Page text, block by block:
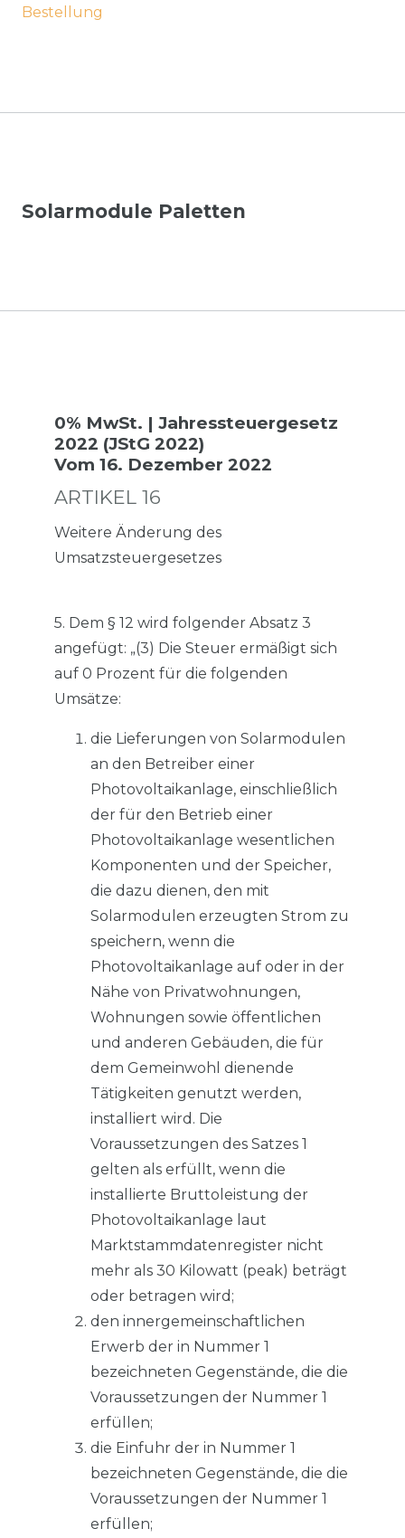
Bestellung
Solarmodule Paletten
0% MwSt. | Jahressteuergesetz
2022 (JStG 2022)
Vom 16. Dezember 2022
ARTIKEL 16
Weitere Änderung des
Umsatzsteuergesetzes
5. Dem § 12 wird folgender Absatz 3
angefügt: „(3) Die Steuer ermäßigt sich
auf 0 Prozent für die folgenden
Umsätze:
die Lieferungen von Solarmodulen
an den Betreiber einer
Photovoltaikanlage, einschließlich
der für den Betrieb einer
Photovoltaikanlage wesentlichen
Komponenten und der Speicher,
die dazu dienen, den mit
Solarmodulen erzeugten Strom zu
speichern, wenn die
Photovoltaikanlage auf oder in der
Nähe von Privatwohnungen,
Wohnungen sowie öffentlichen
und anderen Gebäuden, die für
dem Gemeinwohl dienende
Tätigkeiten genutzt werden,
installiert wird. Die
Voraussetzungen des Satzes 1
gelten als erfüllt, wenn die
installierte Bruttoleistung der
Photovoltaikanlage laut
Marktstammdatenregister nicht
mehr als 30 Kilowatt (peak) beträgt
oder betragen wird;
den innergemeinschaftlichen
Erwerb der in Nummer 1
bezeichneten Gegenstände, die die
Voraussetzungen der Nummer 1
erfüllen;
die Einfuhr der in Nummer 1
bezeichneten Gegenstände, die die
Voraussetzungen der Nummer 1
erfüllen;